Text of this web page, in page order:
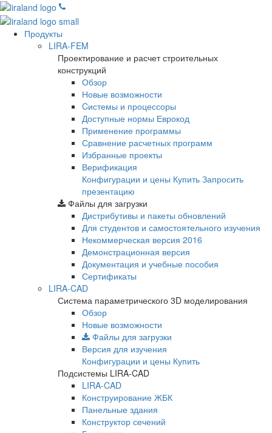
Продукты
LIRA-FEM
Проектирование и расчет строительных
конструкций
Обзор
Новые возможности
Cистемы и процессоры
Доступные нормы Еврокод
Применение программы
Сравнение расчетных программ
Избранные проекты
Верификация
Конфигурации и цены Купить Запросить
презентацию
Файлы для загрузки
Дистрибутивы и пакеты обновлений
Для студентов и самостоятельного изучения
Некоммерческая версия 2016
Демонстрационная версия
Документация и учебные пособия
Сертификаты
LIRA-CAD
Система параметрического 3D моделирования
Обзор
Новые возможности
Файлы для загрузки
Версия для изучения
Конфигурации и цены Купить
Подсистемы LIRA-CAD
LIRA-CAD
Конструирование ЖБК
Панельные здания
Конструктор сечений